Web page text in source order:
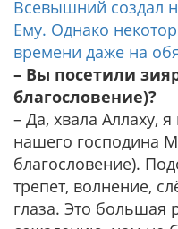
Всевышний создал
Ему. Однако
времени даже на
– Вы посетили
благословение)?
– Да, хвала Аллаху,
нашего господина
благословение).
трепет, волнение,
глаза. Это большая